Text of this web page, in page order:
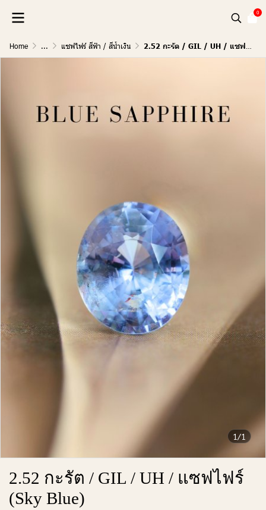
0
Home ... แซฟไฟร์ สีฟ้า / สีน้ำเงิน 2.52 กะรัต / GIL / UH / แซฟไฟร์ (Sky Blue)
1/1
2.52 กะรัต / GIL / UH / แซฟไฟร์
(Sky Blue)